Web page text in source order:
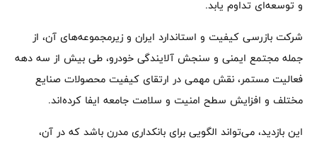
و توسعه‌ای تداوم یابد.
شرکت بازرسی کیفیت و استاندارد ایران و زیرمجموعه‌های آن، از
جمله مجتمع ایمنی و سنجش آلایندگی خودرو، طی بیش از سه دهه
فعالیت مستمر، نقش مهمی در ارتقای کیفیت محصولات صنایع
مختلف و افزایش سطح امنیت و سلامت جامعه ایفا کرده‌اند.
این بازدید، می‌تواند الگویی برای بانکداری مدرن باشد که در آن،